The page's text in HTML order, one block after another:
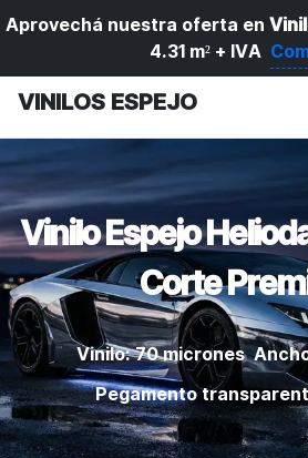
Aprovechá nuestra oferta en
4.31 m² + IVA
VINILOS ESPEJO
Vinilo Espejo
Corte
Vinilo: 70 micrones
Pegamento